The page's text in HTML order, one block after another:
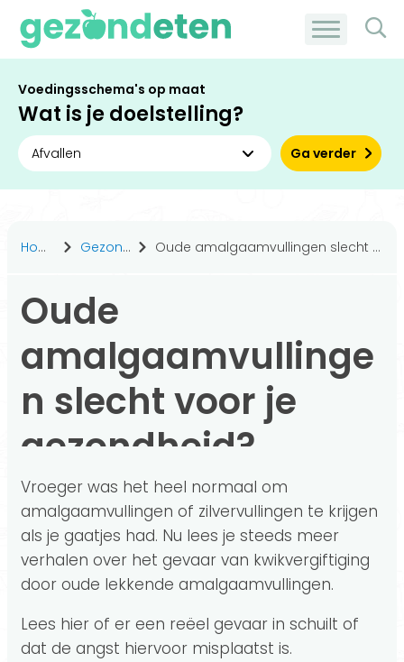
Voedingsschema's op maat
Wat is je doelstelling?
Ga verder
Home Gezond leven Oude amalgaamvullingen slecht voor je gezondheid?
Oude
amalgaamvullinge
n slecht voor je
gezondheid?
Vroeger was het heel normaal om
amalgaamvullingen of zilvervullingen te krijgen
als je gaatjes had. Nu lees je steeds meer
verhalen over het gevaar van kwikvergiftiging
door oude lekkende amalgaamvullingen.
Lees hier of er een reëel gevaar in schuilt of
dat de angst hiervoor misplaatst is.